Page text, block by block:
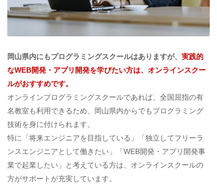
岡山県内にもプログラミングスクールはありますが、 実践的
なWEB開発・アプリ開発を学びたい方は、オンラインスクー
ルがおすすめです。
オンラインプログラミングスクールであれば、全国屈指の有
名教室も利用できるため、岡山県内からでもプログラミング
技術を身に付けられます。
特に「将来エンジニアを目指している」「独立してフリーラ
ンスエンジニアとして働きたい」「WEB開発・アプリ開発事
業で起業したい」と考えている方は、オンラインスクールの
方がサポートが充実しています。